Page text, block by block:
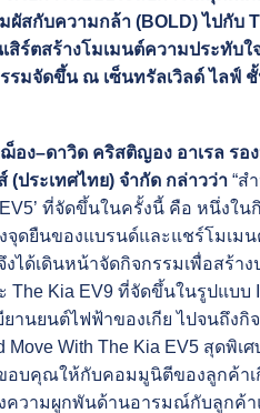
ผัสกับความกล้า (BOLD) ไปกับ
สิร์ตสร้างโมเมนต์ความประทับ
รมจัดขึ้น ณ เซ็นทรัลเวิลด์ ไลฟ์
อง–ดาวิด คริสติญอง อาเรล ร
(ประเทศไทย) จํากัด กล่าวว่า “ส
ที่จัดขึ้นในครั้งนี้ คือ หนึ่งใ
จุดยืนของแบรนด์และแชร์โมเม
งได้เดินหน้าจัดกิจกรรมเพื่อส
The Kia EV9 ที่จัดขึ้นในรูปแบ
นยนต์ไฟฟ้าของเกีย ไปจนถึงกิ
With The Kia EV5 สุดพิ
อบคุณให้กับคอมมูนิตีของลูกค้า
งความผูกพันด้านอารมณ์กับลูก